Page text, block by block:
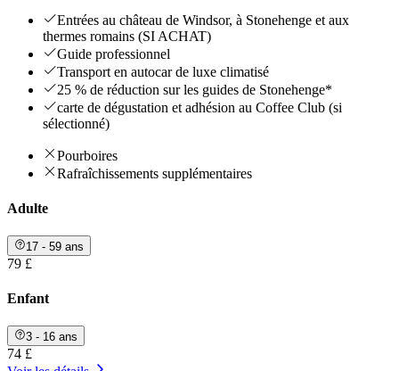
Entrées au château de Windsor, à Stonehenge et aux
thermes romains (SI ACHAT)
Guide professionnel
Transport en autocar de luxe climatisé
25 % de réduction sur les guides de Stonehenge*
carte de dégustation et adhésion au Coffee Club (si
sélectionné)
Pourboires
Rafraîchissements supplémentaires
Adulte
17 - 59 ans
79 £
Enfant
3 - 16 ans
74 £